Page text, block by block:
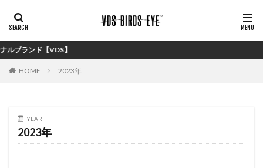
】
HOME 2023年
YEAR
2023年